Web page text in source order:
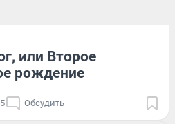
или Второе
рождение
Обсудить